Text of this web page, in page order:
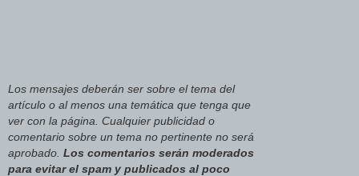
Los mensajes deberán ser sobre el tema del
artículo o al menos una temática que tenga que
ver con la página. Cualquier publicidad o
comentario sobre un tema no pertinente no será
aprobado. Los comentarios serán moderados
para evitar el spam y publicados al poco